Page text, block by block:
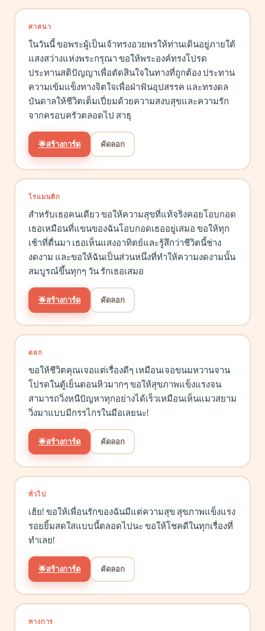
ศาสนา
ในวันนี้ ขอพระผู้เป็นเจ้าทรงอวยพรให้ท่านเดินอยู่ภายใต้
แสงสว่างแห่งพระกรุณา ขอให้พระองค์ทรงโปรด
ประทานสติปัญญาเพื่อตัดสินใจในทางที่ถูกต้อง ประทาน
ความเข้มแข็งทางจิตใจเพื่อฝ่าฟันอุปสรรค และทรงดล
บันดาลให้ชีวิตเต็มเปี่ยมด้วยความสงบสุขและความรัก
จากครอบครัวตลอดไป สาธุ
🌟สร้างการ์ด คัดลอก
โรแมนติก
สำหรับเธอคนเดียว ขอให้ความสุขที่แท้จริงคอยโอบกอด
เธอเหมือนที่แขนของฉันโอบกอดเธออยู่เสมอ ขอให้ทุก
เช้าที่ตื่นมา เธอเห็นแสงอาทิตย์และรู้สึกว่าชีวิตนี้ช่าง
งดงาม และขอให้ฉันเป็นส่วนหนึ่งที่ทำให้ความงดงามนั้น
สมบูรณ์ขึ้นทุกๆ วัน รักเธอเสมอ
🌟สร้างการ์ด คัดลอก
ตลก
ขอให้ชีวิตคุณเจอแต่เรื่องดีๆ เหมือนเจอขนมหวานจาน
โปรดในตู้เย็นตอนหิวมากๆ ขอให้สุขภาพแข็งแรงจน
สามารถวิ่งหนีปัญหาทุกอย่างได้เร็วเหมือนเห็นแมวสยาม
วิ่งมาแบบมีกรรไกรในมือเลยนะ!
🌟สร้างการ์ด คัดลอก
ทั่วไป
เฮ้ย! ขอให้เพื่อนรักของฉันมีแต่ความสุข สุขภาพแข็งแรง
รอยยิ้มสดใสแบบนี้ตลอดไปนะ ขอให้โชคดีในทุกเรื่องที่
ทำเลย!
🌟สร้างการ์ด คัดลอก
ทางการ